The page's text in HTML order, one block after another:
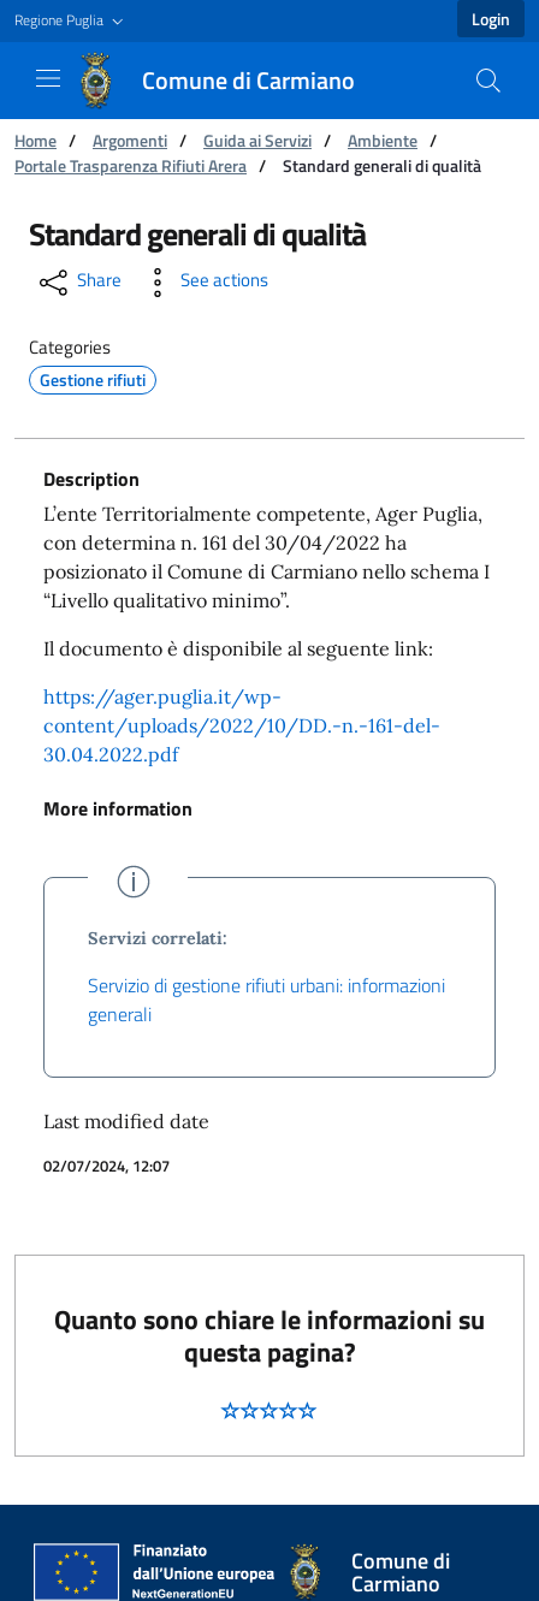
Regione Puglia Login
Comune di Carmiano
You are:
Home / Argomenti / Guida ai Servizi / Ambiente /
Portale Trasparenza Rifiuti Arera / Standard generali di qualità
Standard generali di qualità - Comune di
Standard generali di qualità
Share See actions
Categories
Gestione rifiuti
Description
L’ente Territorialmente competente, Ager Puglia,
con determina n. 161 del 30/04/2022 ha
posizionato il Comune di Carmiano nello schema I
“Livello qualitativo minimo”.
Il documento è disponibile al seguente link:
https://ager.puglia.it/wp-
content/uploads/2022/10/DD.-n.-161-del-
30.04.2022.pdf
More information
Servizi correlati:
Servizio di gestione rifiuti urbani: informazioni
generali
Last modified date
02/07/2024, 12:07
Quanto sono chiare le informazioni su
questa pagina?
Comune di
Carmiano